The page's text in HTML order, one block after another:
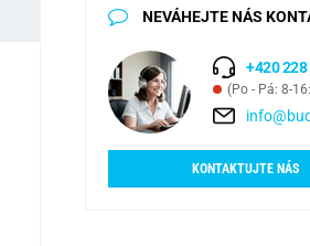
NEVÁHEJTE NÁS
+420 228
(Po - Pá: 8-
KONTAKTUJTE NÁS